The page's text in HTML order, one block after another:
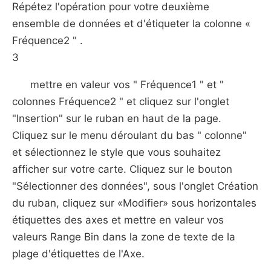
Répétez l'opération pour votre deuxième
ensemble de données et d'étiqueter la colonne «
Fréquence2 " .
3
mettre en valeur vos " Fréquence1 " et "
colonnes Fréquence2 " et cliquez sur l'onglet
"Insertion" sur le ruban en haut de la page.
Cliquez sur le menu déroulant du bas " colonne"
et sélectionnez le style que vous souhaitez
afficher sur votre carte. Cliquez sur le bouton
"Sélectionner des données", sous l'onglet Création
du ruban, cliquez sur «Modifier» sous horizontales
étiquettes des axes et mettre en valeur vos
valeurs Range Bin dans la zone de texte de la
plage d'étiquettes de l'Axe.